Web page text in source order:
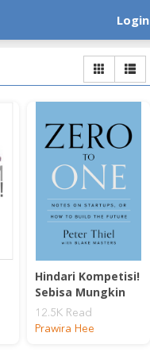
Login
Hindari Kompetisi!
Sebisa Mungkin
12.5K Read
Prawira Hee